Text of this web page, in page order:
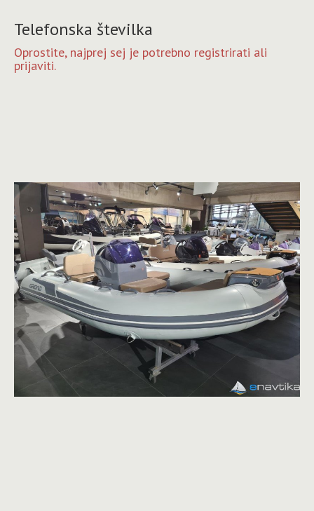
Telefonska številka
Oprostite, najprej sej je potrebno registrirati ali
prijaviti.